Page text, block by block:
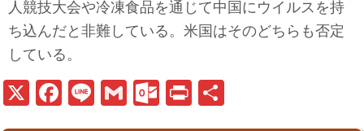
人競技大会や冷凍食品を通じて中国にウイルスを持
ち込んだと非難している。米国はそのどちらも否定
している。
X
Fa
Li
G
O
Pr